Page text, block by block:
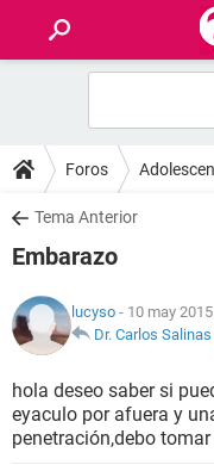
FOROS
SALUD
NUTRICIÓN
BIENESTAR
Foros
Tema Anterior
Embarazo
lucyso - 10 may
Dr. Carlos Salinas
hola deseo saber si
eyaculo por afuera y
penetración,debo